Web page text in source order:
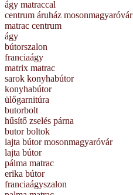
ágy matraccal
centrum áruház mosonmagyaróvár
matrac centrum
ágy
bútorszalon
franciaágy
matrix matrac
sarok konyhabútor
konyhabútor
ülőgarnitúra
butorbolt
hűsítő zselés párna
butor boltok
lajta bútor mosonmagyaróvár
lajta bútor
pálma matrac
erika bútor
franciaágyszalon